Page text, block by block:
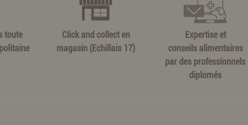
toute
Click and collect en
magasin (Echillais 17)
Expertise et
conseils alimentaires
par des professionnels
diplomés